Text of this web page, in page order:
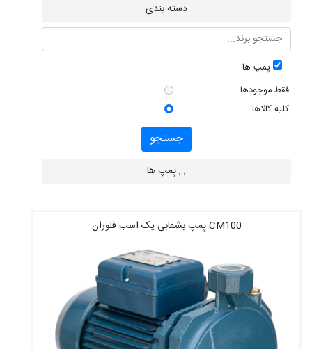
دسته بندی
پمپ ها
فقط موجودها
کلیه کالاها
جستجو
, , پمپ ها
CM100 پمپ بشقابی یک اسب فلوران